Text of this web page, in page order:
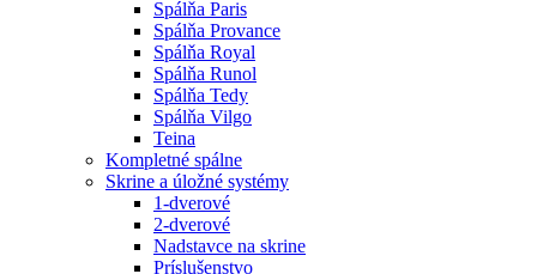
Spálňa Paris
Spálňa Provance
Spálňa Royal
Spálňa Runol
Spálňa Tedy
Spálňa Vilgo
Teina
Kompletné spálne
Skrine a úložné systémy
1-dverové
2-dverové
Nadstavce na skrine
Príslušenstvo